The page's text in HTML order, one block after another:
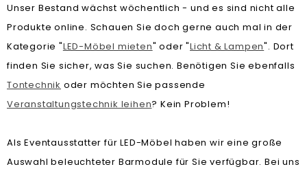
Unser Bestand wächst wöchentlich - und es sind nicht alle
Produkte online. Schauen Sie doch gerne auch mal in der
Kategorie "LED-Möbel mieten" oder "Licht & Lampen". Dort
finden Sie sicher, was Sie suchen. Benötigen Sie ebenfalls
Tontechnik oder möchten Sie passende
Veranstaltungstechnik leihen? Kein Problem!
Als Eventausstatter für LED-Möbel haben wir eine große
Auswahl beleuchteter Barmodule für Sie verfügbar. Bei uns